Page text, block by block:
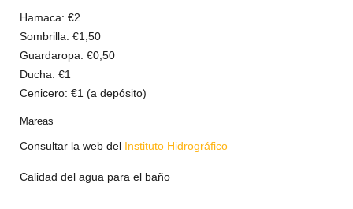
Hamaca: €2
Sombrilla: €1,50
Guardaropa: €0,50
Ducha: €1
Cenicero: €1 (a depósito)
Mareas
Consultar la web del Instituto Hidrográfico
Calidad del agua para el baño